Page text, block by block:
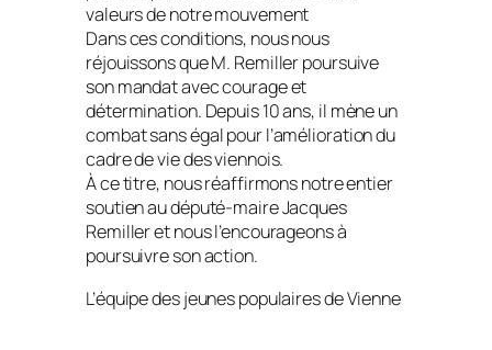
valeurs de notre mouvement
Dans ces conditions, nous nous
réjouissons que M. Remiller poursuive
son mandat avec courage et
détermination. Depuis 10 ans, il mène un
combat sans égal pour l’amélioration du
cadre de vie des viennois.
À ce titre, nous réaffirmons notre entier
soutien au député-maire Jacques
Remiller et nous l’encourageons à
poursuivre son action.
L’équipe des jeunes populaires de Vienne